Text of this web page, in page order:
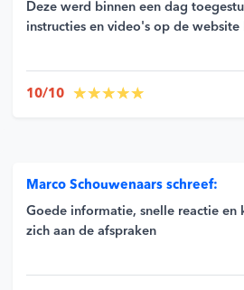
Deze werd binnen een dag
instructies en video's op de website
10/10
Marco Schouwenaars schreef:
Goede informatie, snelle reactie
zich aan de afspraken